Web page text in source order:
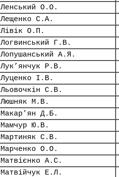
Ленський О.О.
Лещенко С.А.
Лівік О.П.
Логвинський Г.В.
Лопушанський А.Я.
Лук’янчук Р.В.
Луценко І.В.
Льовочкін С.В.
Люшняк М.В.
Макар’ян Д.Б.
Мамчур Ю.В.
Мартиняк С.В.
Марченко О.О.
Матвієнко А.С.
Матвійчук Е.Л.